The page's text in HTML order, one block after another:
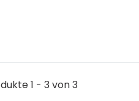
1 - 3 von 3